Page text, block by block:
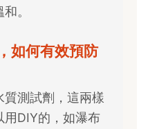
。
如何有效預防
質測試劑，這兩樣
用DIY的，如瀑布